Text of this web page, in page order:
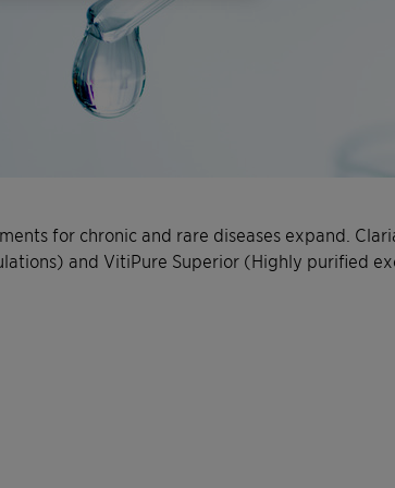
for chronic and rare diseases expand.
and VitiPure Superior (Highly purified